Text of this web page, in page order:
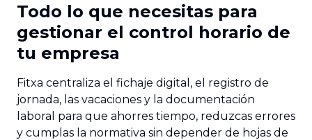
Todo lo que necesitas para
gestionar el control horario de
tu empresa
Fitxa centraliza el fichaje digital, el registro de
jornada, las vacaciones y la documentación
laboral para que ahorres tiempo, reduzcas errores
y cumplas la normativa sin depender de hojas de